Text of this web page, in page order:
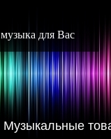
музыка для Вас
Музыкальные